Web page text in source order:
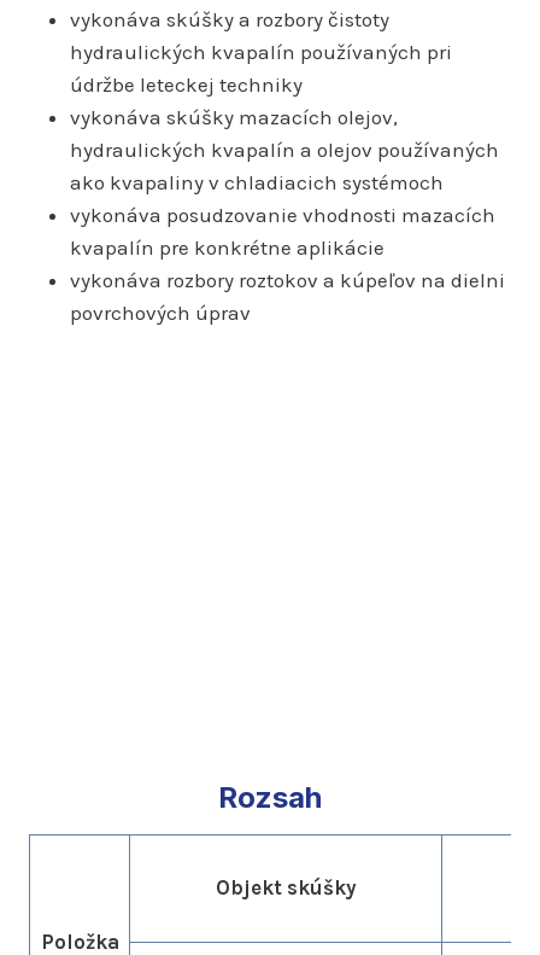
vykonáva skúšky a rozbory čistoty
hydraulických kvapalín používaných pri
údržbe leteckej techniky
vykonáva skúšky mazacích olejov,
hydraulických kvapalín a olejov používaných
ako kvapaliny v chladiacich systémoch
vykonáva posudzovanie vhodnosti mazacích
kvapalín pre konkrétne aplikácie
vykonáva rozbory roztokov a kúpeľov na dielni
povrchových úprav
Rozsah
Položka
Objekt skúšky